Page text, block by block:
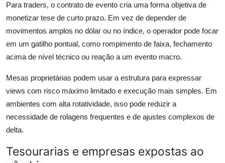
Para traders, o contrato de evento cria uma forma objetiva de
monetizar tese de curto prazo. Em vez de depender de
movimentos amplos no dólar ou no índice, o operador pode focar
em um gatilho pontual, como rompimento de faixa, fechamento
acima de nível técnico ou reação a um evento macro.
Mesas proprietárias podem usar a estrutura para expressar
views com risco máximo limitado e execução mais simples. Em
ambientes com alta rotatividade, isso pode reduzir a
necessidade de rolagens frequentes e de ajustes complexos de
delta.
Tesourarias e empresas expostas ao